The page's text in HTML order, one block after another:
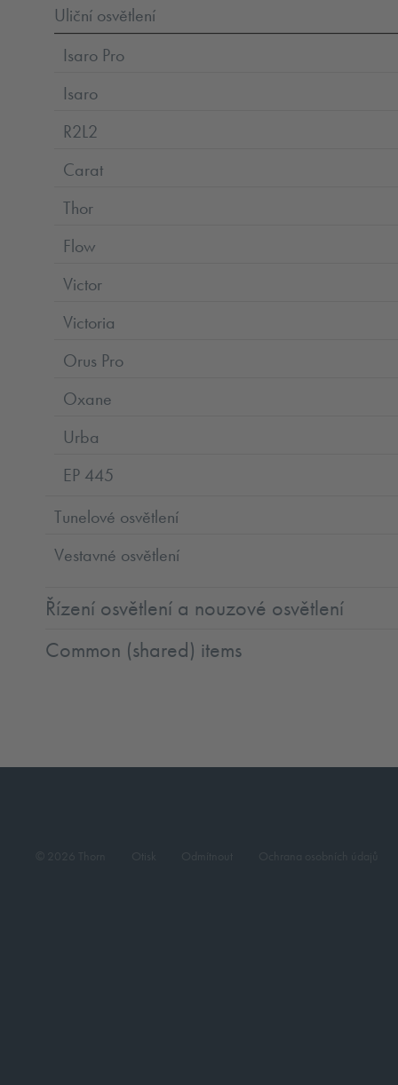
Uliční osvětlení
Isaro Pro
Isaro
R2L2
Carat
Thor
Flow
Victor
Victoria
Orus Pro
Oxane
Urba
EP 445
Tunelové osvětlení
Vestavné osvětlení
Řízení osvětlení a nouzové osvětlení
Common (shared) items